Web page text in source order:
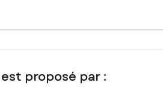
leslie.saglini@safti.fr - EI - Agent
proposé par :